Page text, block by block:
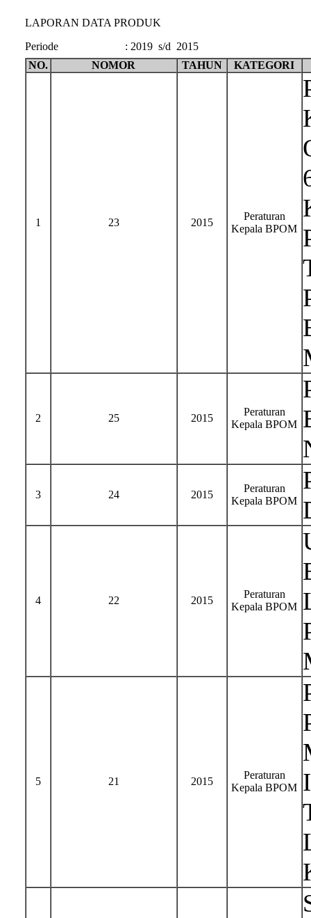
LAPORAN DATA PRODUK
Periode
: 2019 s/d 2015
NO.
NOMOR TAHUN KATEGORI
1 23 2015
Peraturan
Kepala BPOM
2 25 2015
Peraturan
Kepala BPOM
3 24 2015
Peraturan
Kepala BPOM
4 22 2015
Peraturan
Kepala BPOM
5 21 2015
Peraturan
Kepala BPOM